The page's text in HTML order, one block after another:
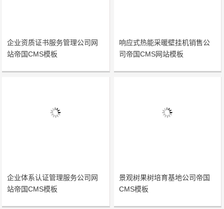
企业资质证书服务管理公司网
站帝国CMS模板
响应式热能采暖壁挂机销售公
司帝国CMS网站模板
企业体系认证管理服务公司网
站帝国CMS模板
景观树果树培育基地公司帝国
CMS模板